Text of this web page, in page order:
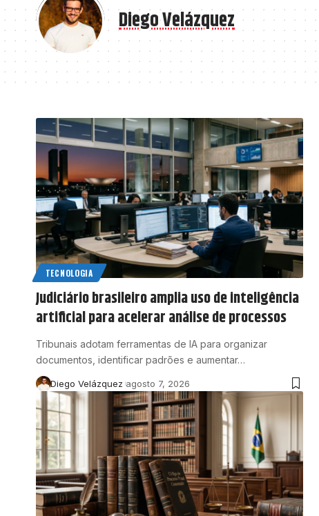
Diego Velázquez
TECNOLOGIA
Judiciário brasileiro amplia uso de inteligência
artificial para acelerar análise de processos
Tribunais adotam ferramentas de IA para organizar
documentos, identificar padrões e aumentar…
Diego Velázquez agosto 7, 2026